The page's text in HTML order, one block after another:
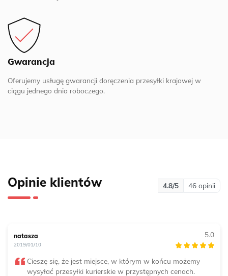
Gwarancja
Oferujemy usługę gwarancji doręczenia przesyłki krajowej w
ciągu jednego dnia roboczego.
Opinie klientów 4.8/5 46 opinii
natasza
2019/01/10
5.0
Cieszę się, że jest miejsce, w którym w końcu możemy
wysyłać przesyłki kurierskie w przystępnych cenach.